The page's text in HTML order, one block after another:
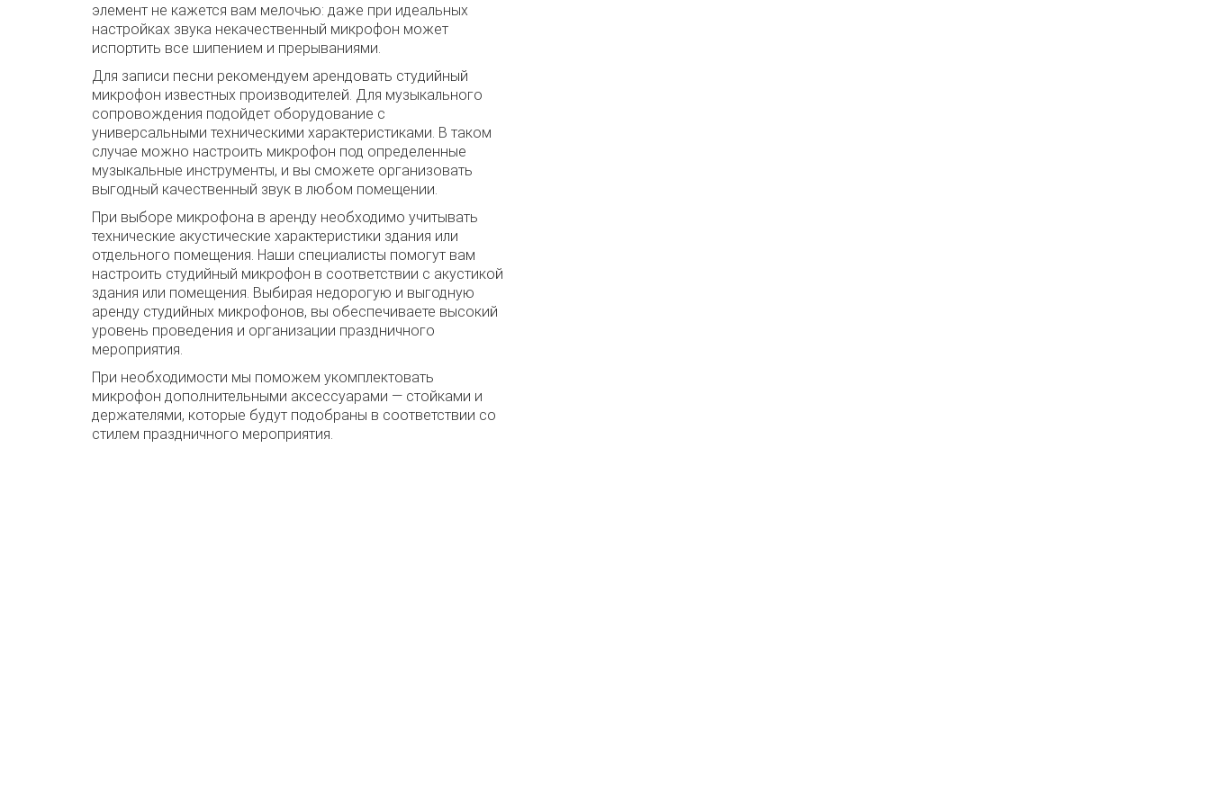
элемент не кажется вам мелочью: даже при идеальных
настройках звука некачественный микрофон может
испортить все шипением и прерываниями.
Для записи песни рекомендуем арендовать студийный
микрофон известных производителей. Для музыкального
сопровождения подойдет оборудование с
универсальными техническими характеристиками. В таком
случае можно настроить микрофон под определенные
музыкальные инструменты, и вы сможете организовать
выгодный качественный звук в любом помещении.
При выборе микрофона в аренду необходимо учитывать
технические акустические характеристики здания или
отдельного помещения. Наши специалисты помогут вам
настроить студийный микрофон в соответствии с акустикой
здания или помещения. Выбирая недорогую и выгодную
аренду студийных микрофонов, вы обеспечиваете высокий
уровень проведения и организации праздничного
мероприятия.
При необходимости мы поможем укомплектовать
микрофон дополнительными аксессуарами — стойками и
держателями, которые будут подобраны в соответствии со
стилем праздничного мероприятия.